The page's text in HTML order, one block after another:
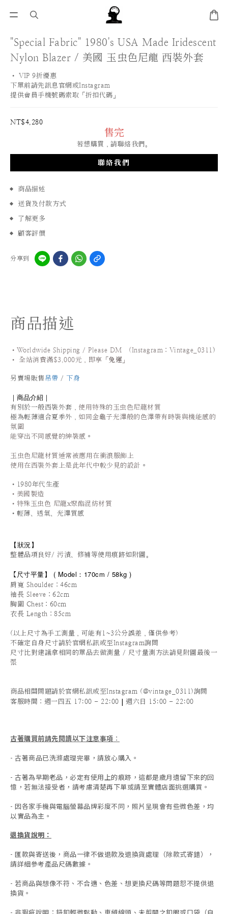
"Special Fabric" 1980's USA Made Iridescent
Nylon Blazer / 美國 玉虫色尼龍 西裝外套
• VIP 9折優惠
下單前請先訊息官網或Instagram
提供會員手機號碼索取「折扣代碼」
NT$4,280
售完
若想購買，請聯絡我們。
聯絡我們
商品描述
送貨及付款方式
了解更多
顧客評價
分享到
商品描述
•Worldwide Shipping / Please DM (Instagram：Vintage_0311 )
•
全站消費滿$3,000元，即享「 免運 」
另賣場販售 吊帶 / 下身
｜商品介紹｜
有別於一般西裝外套 ，使用特殊的玉虫色尼龍材質
極為輕薄適合夏季外 ，如同金龜子光澤般的色澤帶有時裝與機能感的
氛圍
能穿出不同感覺的紳裝感 。
玉虫色尼龍材質通常被應用在衝浪服飾上
使用在西裝外套上是此年代中較少見的設計 。
•1980年代生產
• 美國製造
• 特殊玉虫色 尼龍x聚酯混紡材質
•輕薄、透氣、光澤質感
【狀況】
整體品項良好/ 污漬、修補等使用痕跡如附圖。
【 尺寸平量】 ( Model：170cm / 58kg )
肩寬 Shoulder：46cm
袖長 Sleeve：62cm
胸圍 Chest：60cm
衣長 Length：85cm
(以上尺寸為手工測量，可能有1~3公分誤差，僅供參考)
不確定自身尺寸請於官網私訊或至Instagram詢問
尺寸比對建議拿相同的單品去做測量 / 尺寸量測方法請見附圖最後一
張
商品相關問題請於官網私訊或至Instagram (@vintage_0311)詢問
客服時間 ：週一四五 17:00 - 22:00 | 週六日 15:00 - 22:00
古著購買前請先閱讀以下注意事項 ：
- 古著商品已洗滌處理完畢，請放心購入。
- 古著為早期老品，必定有使用上的痕跡，這都是歲月遺留下來的回
憶，若無法接受者，請考慮清楚再下單或請至實體店面挑選購買。
- 因各家手機與電腦螢幕品牌彩度不同，照片呈現會有些微色差，均
以實品為主。
退換貨說明：
- 匯款與寄送後，商品一律不做退款及退換貨處理（除款式寄錯），
請詳細參考產品尺碼數據 。
- 若商品與想像不符、不合適、色差、想更換尺碼等問題恕不提供退
換貨。